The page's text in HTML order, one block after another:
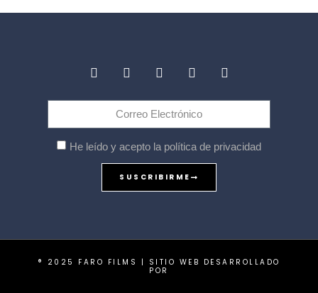
He leído y acepto la política de privacidad
SUSCRIBIRME
® 2025 FARO FILMS | SITIO WEB DESARROLLADO
POR